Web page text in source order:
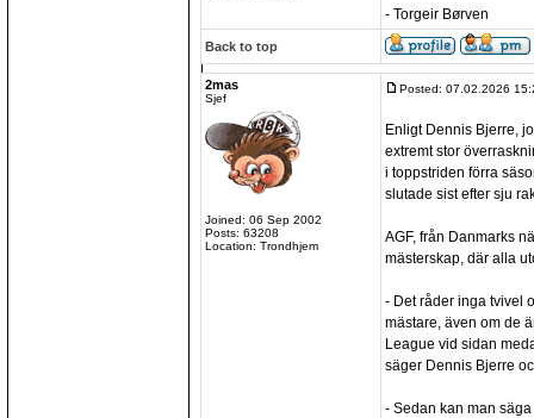
- Torgeir Børven
Back to top
2mas
Sjef
Joined: 06 Sep 2002
Posts: 63208
Location: Trondhjem
Posted: 07.02.2026
Enligt Dennis Bjerre,
extremt stor
i toppstriden förra
slutade sist efter sju
AGF, från Danmarks
mästerskap, där alla
- Det råder inga tvivel
mästare, även om de
League vid sidan
säger Dennis Bjerre
- Sedan kan man